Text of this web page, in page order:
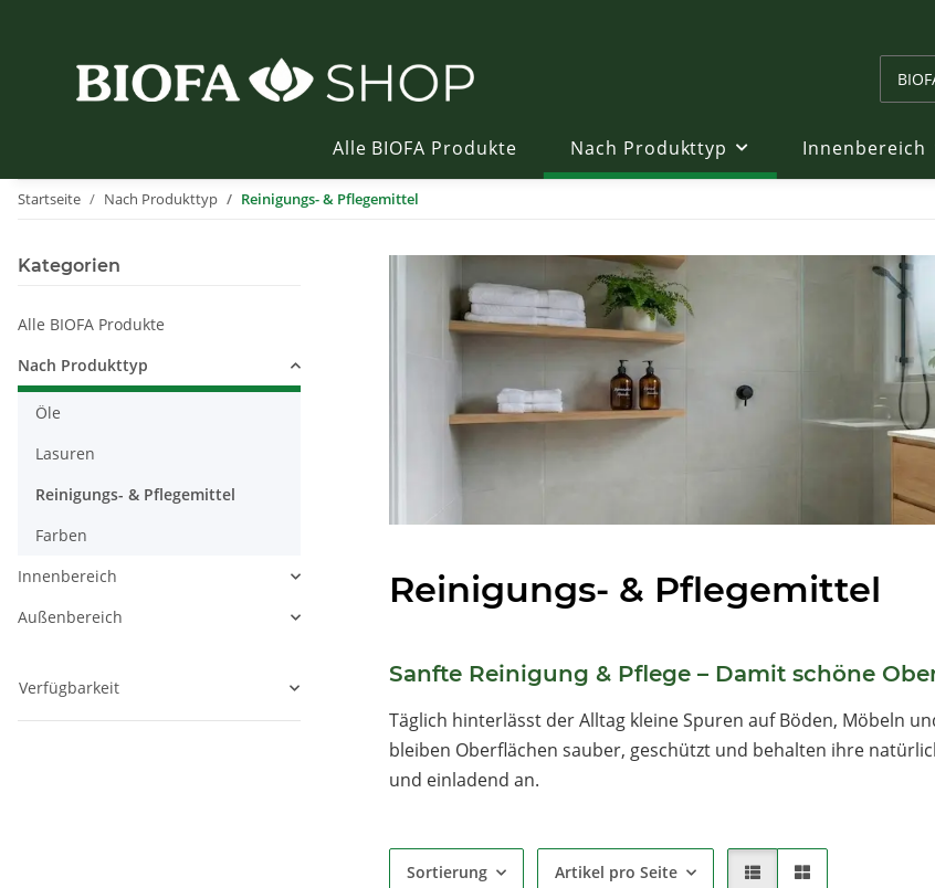
Alle BIOFA Produkte Nach Produkttyp Innenbereich
Startseite Nach Produkttyp Reinigungs- & Pflegemittel
Reinigungs- & Pflegemittel
Sanfte Reinigung & Pflege – Damit schöne
Täglich hinterlässt der Alltag kleine Spuren auf Böden, Möbeln
bleiben Oberflächen sauber, geschützt und behalten ihre
und einladend an.
Sortierung Artikel pro Seite
Kategorien
Alle BIOFA Produkte
Nach Produkttyp
Öle
Lasuren
Reinigungs- & Pflegemittel
Farben
Innenbereich
Außenbereich
Verfügbarkeit